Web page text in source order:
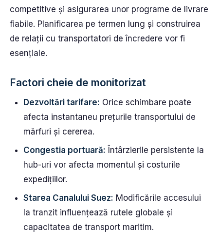
competitive și asigurarea unor programe de livrare
fiabile. Planificarea pe termen lung și construirea
de relații cu transportatori de încredere vor fi
esențiale.
Factori cheie de monitorizat
Dezvoltări tarifare: Orice schimbare poate
afecta instantaneu prețurile transportului de
mărfuri și cererea.
Congestia portuară: Întârzierile persistente la
hub-uri vor afecta momentul și costurile
expedițiilor.
Starea Canalului Suez: Modificările accesului
la tranzit influențează rutele globale și
capacitatea de transport maritim.